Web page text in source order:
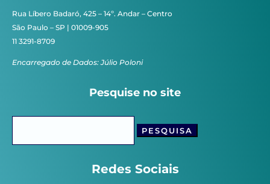
Rua Líbero Badaró, 425 – 14º. Andar – Centro
São Paulo – SP | 01009-905
11 3291-8709
Encarregado de Dados: Júlio Poloni
Pesquise no site
Redes Sociais